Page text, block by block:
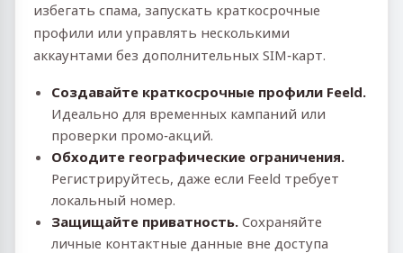
избегать спама, запускать краткосрочные
профили или управлять несколькими
аккаунтами без дополнительных SIM‑карт.
Создавайте краткосрочные профили Feeld.
Идеально для временных кампаний или
проверки промо‑акций.
Обходите географические ограничения.
Регистрируйтесь, даже если Feeld требует
локальный номер.
Защищайте приватность. Сохраняйте
личные контактные данные вне доступа